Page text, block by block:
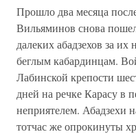
Прошло два месяца
Вильяминов снова
далеких абадзехов за их
беглым кабардинцам.
Лабинской крепости
дней на речке Карасу в
неприятелем. Абадзехи
тотчас же опрокинуты